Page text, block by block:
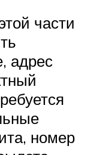
части
адрес
номер